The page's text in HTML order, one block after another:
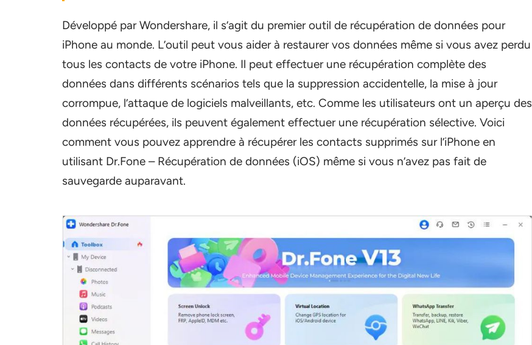
Développé par Wondershare, il s’agit du premier outil de récupération de données pour
iPhone au monde. L’outil peut vous aider à restaurer vos données même si vous avez perdu
tous les contacts de votre iPhone. Il peut effectuer une récupération complète des
données dans différents scénarios tels que la suppression accidentelle, la mise à jour
corrompue, l’attaque de logiciels malveillants, etc. Comme les utilisateurs ont un aperçu des
données récupérées, ils peuvent également effectuer une récupération sélective. Voici
comment vous pouvez apprendre à récupérer les contacts supprimés sur l’iPhone en
utilisant Dr.Fone – Récupération de données (iOS) même si vous n’avez pas fait de
sauvegarde auparavant.